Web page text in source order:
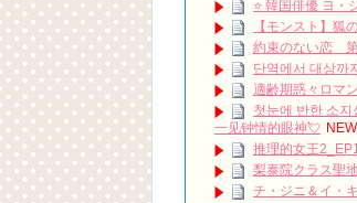
⭐️ 韓国俳優 ヨ・
【モンスト】狐
約束のない恋
단역에서 대상까
適齢期惑々ロマ
첫눈에 반한 소
一见钟情的眼神💘
推理的女王
梨泰院クラス聖
チ・ジニ＆イ・